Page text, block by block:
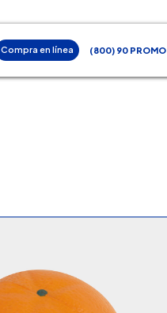
Compra en línea (800) 90 PROMO